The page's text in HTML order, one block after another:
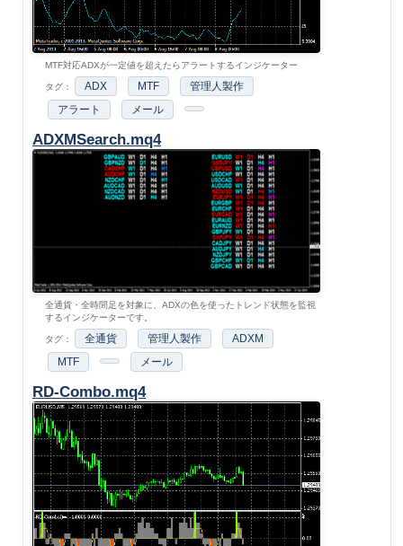
MTF対応ADXが一定値を超えたらアラートするインジケーター
タグ： ADX MTF
管理人製作
アラート
メール
ADXMSearch.mq4
全通貨・全時間足を対象に、ADXの色を使ったトレンド状態を監視
するインジケーターです。
タグ： 全通貨 管理人製作
ADXM
MTF
メール
RD-Combo.mq4